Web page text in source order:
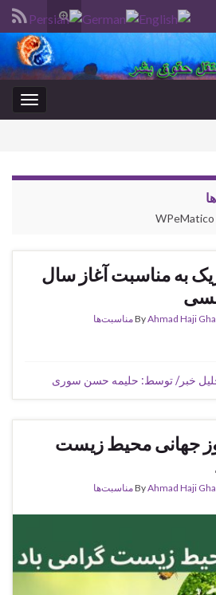
Toggle
search
form
به مناسبت آغاز سال
ByAhmad Haji مناسبت‌ها
خبر/ توسط: حلیمه حسن سوری
جهانی محیط زیست
ByAhmad Haji مناسبت‌ها